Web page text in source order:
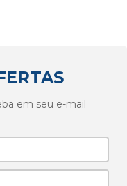
em seu e-mail